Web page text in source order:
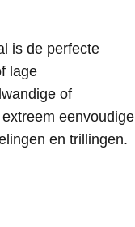
is de perfecte
lage
of
eenvoudige
en trillingen.